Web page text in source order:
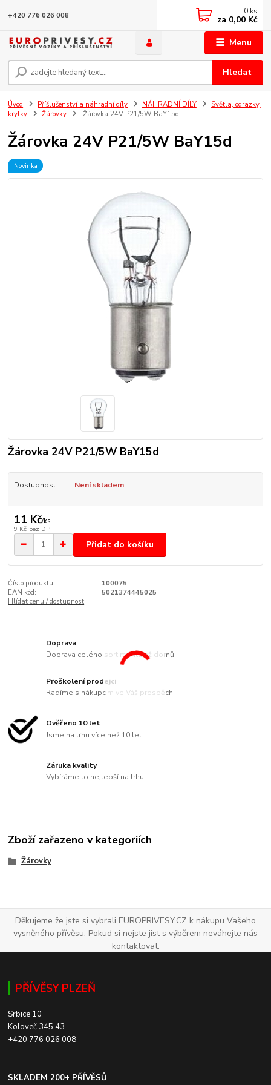
Menu
Hledat
+420 776 026 008 0 ks
za 0,00 Kč
Úvod Příšlušenství a náhradní díly NÁHRADNÍ DÍLY
Světla, odrazky,
krytky
Žárovky Žárovka 24V P21/5W BaY15d
Žárovka 24V P21/5W BaY15d
Novinka
Žárovka 24V P21/5W BaY15d
Dostupnost Není skladem
11 Kč/ks
9 Kč bez DPH
Přidat do košíku
Číslo produktu:
100075
EAN kód:
5021374445025
Hlídat cenu / dostupnost
Doprava
Doprava celého sortimentu až domů
Proškolení prodejci
Radíme s nákupem ve Váš prospěch
Ověřeno 10 let
Jsme na trhu více než 10 let
Záruka kvality
Vybíráme to nejlepší na trhu
Zboží zařazeno v kategoriích
Žárovky
Děkujeme že jste si vybrali EUROPRIVESY.CZ k nákupu Vašeho
vysněného přívěsu. Pokud si nejste jist s výběrem neváhejte nás
kontaktovat.
PŘÍVĚSY PLZEŇ
Srbice 10
Koloveč 345 43
+420 776 026 008
SKLADEM 200+ PŘÍVĚSŮ